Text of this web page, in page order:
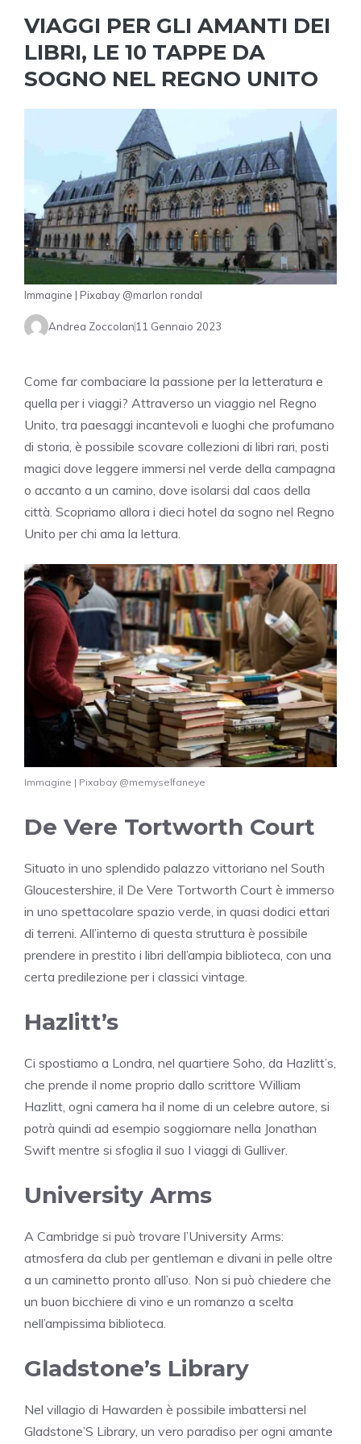
VIAGGI PER GLI AMANTI DEI
LIBRI, LE 10 TAPPE DA
SOGNO NEL REGNO UNITO
Immagine | Pixabay @marlon rondal
Andrea Zoccolan 11 Gennaio 2023
Come far combaciare la passione per la letteratura e
quella per i viaggi? Attraverso un viaggio nel Regno
Unito, tra paesaggi incantevoli e luoghi che profumano
di storia, è possibile scovare collezioni di libri rari, posti
magici dove leggere immersi nel verde della campagna
o accanto a un camino, dove isolarsi dal caos della
città. Scopriamo allora i dieci hotel da sogno nel Regno
Unito per chi ama la lettura.
Immagine | Pixabay @memyselfaneye
De Vere Tortworth Court
Situato in uno splendido palazzo vittoriano nel South
Gloucestershire, il De Vere Tortworth Court è immerso
in uno spettacolare spazio verde, in quasi dodici ettari
di terreni. All’interno di questa struttura è possibile
prendere in prestito i libri dell’ampia biblioteca, con una
certa predilezione per i classici vintage.
Hazlitt’s
Ci spostiamo a Londra, nel quartiere Soho, da Hazlitt’s,
che prende il nome proprio dallo scrittore William
Hazlitt, ogni camera ha il nome di un celebre autore, si
potrà quindi ad esempio soggiornare nella Jonathan
Swift mentre si sfoglia il suo I viaggi di Gulliver.
University Arms
A Cambridge si può trovare l’University Arms:
atmosfera da club per gentleman e divani in pelle oltre
a un caminetto pronto all’uso. Non si può chiedere che
un buon bicchiere di vino e un romanzo a scelta
nell’ampissima biblioteca.
Gladstone’s Library
Nel villagio di Hawarden è possibile imbattersi nel
Gladstone’S Library, un vero paradiso per ogni amante